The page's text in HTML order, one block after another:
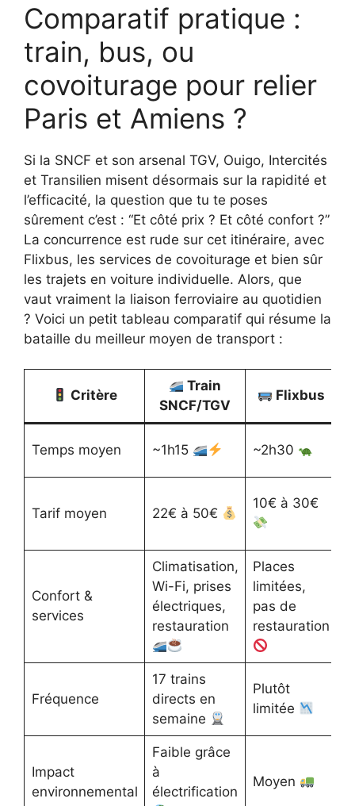
Comparatif pratique :
train, bus, ou
covoiturage pour relier
Paris et Amiens ?
Si la SNCF et son arsenal TGV, Ouigo, Intercités
et Transilien misent désormais sur la rapidité et
l’efficacité, la question que tu te poses
sûrement c’est : “Et côté prix ? Et côté confort ?”
La concurrence est rude sur cet itinéraire, avec
Flixbus, les services de covoiturage et bien sûr
les trajets en voiture individuelle. Alors, que
vaut vraiment la liaison ferroviaire au quotidien
? Voici un petit tableau comparatif qui résume la
bataille du meilleur moyen de transport :
Critère
Train
SNCF/TGV
Flixbus
Temps moyen ~1h15 ~2h30
Tarif moyen 22€ à 50€
10€ à 30€
Confort &
services
Climatisation,
Wi-Fi, prises
électriques,
restauration
Places
limitées,
pas de
restauration
Fréquence
17 trains
directs en
semaine
Plutôt
limitée
Impact
environnemental
Faible grâce
à
électrification
Moyen